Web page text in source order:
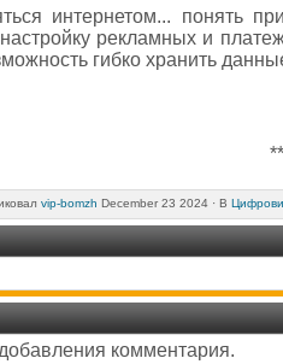
интернетом... понять
рекламных и
гибко хранить
vip-bomzh December 23 2024 · В
комментария.